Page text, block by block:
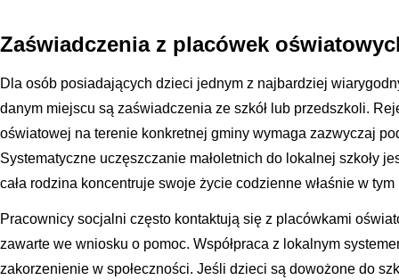
Zaświadczenia z placówek
Dla osób posiadających dzieci jednym z najbardziej
danym miejscu są zaświadczenia ze szkół lub przedszkoli.
oświatowej na terenie konkretnej gminy wymaga zazwyczaj
Systematyczne uczęszczanie małoletnich do lokalnej szkoły
cała rodzina koncentruje swoje życie codzienne właśnie w
Pracownicy socjalni często kontaktują się z placówkami
zawarte we wniosku o pomoc. Współpraca z lokalnym
zakorzenienie w społeczności. Jeśli dzieci są dowożone do